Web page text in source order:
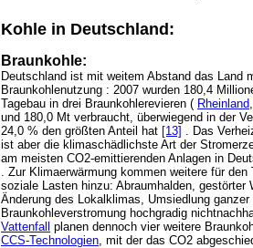
Kohle in Deutschland:
Braunkohle:
Deutschland ist mit weitem Abstand das Land
Braunkohlenutzung : 2007 wurden 180,4
Tagebau in drei Braunkohlerevieren ( Rheinland
und 180,0 Mt verbraucht, überwiegend in der
24,0 % den größten Anteil hat [13] . Das
ist aber die klimaschädlichste Art der
am meisten CO2-emittierenden Anlagen in
. Zur Klimaerwärmung kommen weitere für
soziale Lasten hinzu: Abraumhalden,
Änderung des Lokalklimas, Umsiedlung
Braunkohleverstromung hochgradig
Vattenfall planen dennoch vier weitere
CCS-Technologien, mit der das CO2